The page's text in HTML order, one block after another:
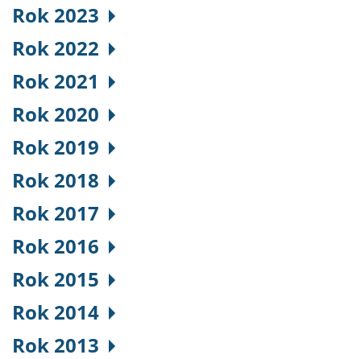
Rok 2023
Rok 2022
Rok 2021
Rok 2020
Rok 2019
Rok 2018
Rok 2017
Rok 2016
Rok 2015
Rok 2014
Rok 2013